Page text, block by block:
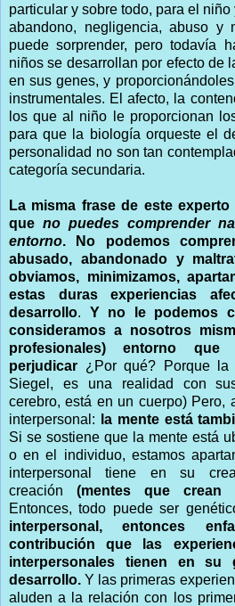
particular y sobre todo, para el
abandono, negligencia, abuso y
puede sorprender, pero todavía
niños se desarrollan por efecto de
en sus genes, y
instrumentales. El afecto, la
los que al niño le proporcionan
para que la biología orqueste el
personalidad no son tan
categoría secundaria.
La misma frase de este
queno puedes comprender
entorno. No podemos
abusado, abandonado y
obviamos, minimizamos,
estas duras experiencias
desarrollo. Y no le podemos
consideramos a nosotros
profesionales) entorno
perjudicar ¿Por qué? Porque la
Siegel, es una realidad con
cerebro, está en un cuerpo) Pero,
interpersonal:
la mente está
Si se sostiene que la mente está
o en el individuo, estamos
interpersonal tiene en su
creación (mentes que crean
Entonces, todo puede ser
interpersonal, entonces
contribución que las
interpersonales tienen en su
desarrollo. Y las primeras
aluden a la relación con los